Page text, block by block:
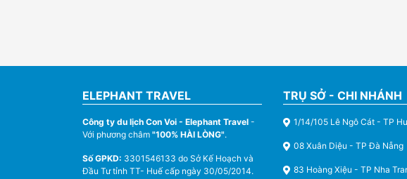
ELEPHANT TRAVEL
Công ty du lịch Con Voi - Elephant Travel -
Với phương châm "100% HÀI LÒNG".
Số GPKD: 3301546133 do Sở Kế Hoạch và
Đầu Tư tỉnh TT- Huế cấp ngày 30/05/2014.
TRỤ SỞ - CHI NHÁNH
1/14/105 Lê Ngô Cát - TP
08 Xuân Diệu - TP Đà Nẵng
83 Hoàng Xiệu - TP Nha